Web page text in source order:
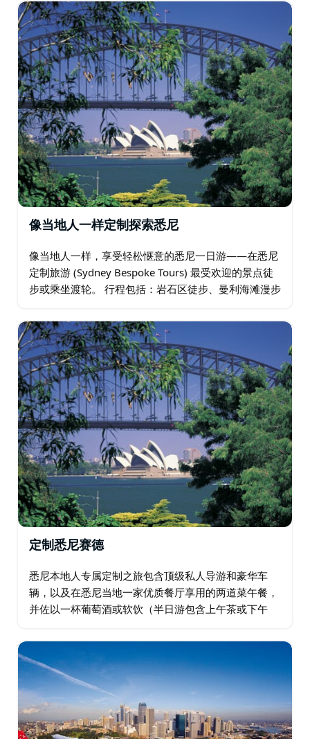
像当地人一样定制探索悉尼
像当地人一样，享受轻松惬意的悉尼一日游——在悉尼
定制旅游 (Sydney Bespoke Tours) 最受欢迎的景点徒
步或乘坐渡轮。 行程包括：岩石区徒步、曼利海滩漫步
定制悉尼赛德
悉尼本地人专属定制之旅包含顶级私人导游和豪华车
辆，以及在悉尼当地一家优质餐厅享用的两道菜午餐，
并佐以一杯葡萄酒或软饮（半日游包含上午茶或下午
了如指掌、充满热情的人同行…